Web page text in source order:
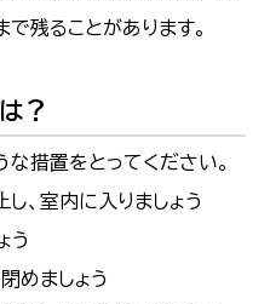
残ることがあります。
？
措置をとってください。
、室内に入りましょう
う
めましょう